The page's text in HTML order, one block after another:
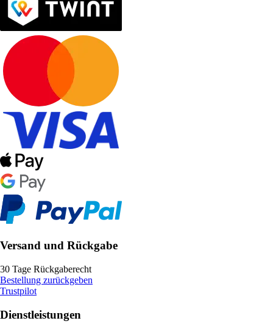
Versand und Rückgabe
30 Tage Rückgaberecht
Bestellung zurückgeben
Trustpilot
Dienstleistungen